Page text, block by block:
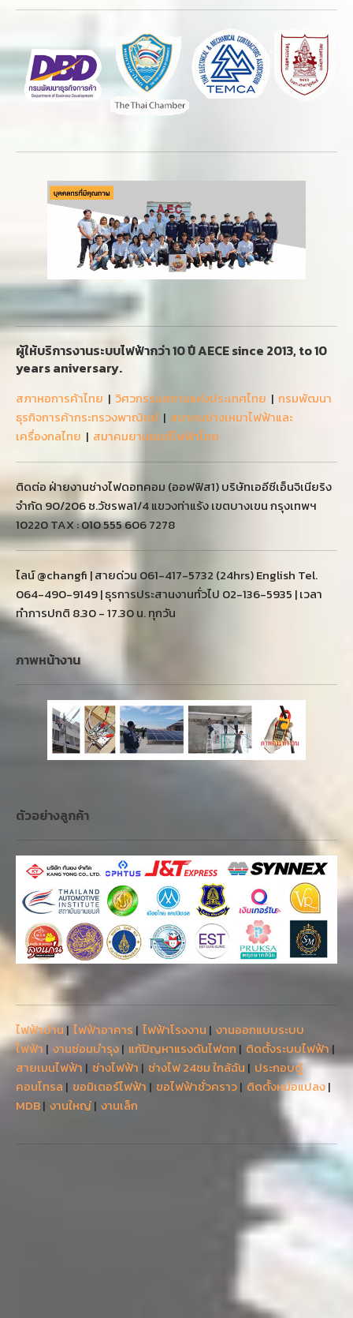
ผู้ให้บริการงานระบบไฟฟ้ากว่า 10 ปี AECE since 2013, to 10
years aniversary.
สภาหอการค้าไทย | วิศวกรรมสถานแห่งประเทศไทย | กรมพัฒนา
ธุรกิจการค้ากระทรวงพาณิชย์| สมาคมช่างเหมาไฟฟ้าและ
เครื่องกลไทย | สมาคมยานยนต์ไฟฟ้าไทย
ติดต่อ ฝ่ายงานช่างไฟดอทคอม (ออฟฟิส1) บริษัทเออีซีเอ็นจิเนียริง
จำกัด 90/206 ซ.วัชรพล1/4 แขวงท่าแร้ง เขตบางเขน กรุงเทพฯ
10220 TAX : 010 555 606 7278
ไลน์ @changfi | สายด่วน 061-417-5732 (24hrs) English Tel.
064-490-9149 | ธุรการประสานงานทั่วไป 02-136-5935 | เวลา
ทำการปกติ 8.30 - 17.30 น. ทุกวัน
ภาพหน้างาน
ตัวอย่างลูกค้า
ไฟฟ้าบ้าน| ไฟฟ้าอาคาร | ไฟฟ้าโรงงาน | งานออกแบบระบบ
ไฟฟ้า | งานซ่อมบำรุง| แก้ปัญหาแรงดันไฟตก | ติดตั้งระบบไฟฟ้า |
สายเมนไฟฟ้า | ช่างไฟฟ้า | ช่างไฟ 24ชม ใกล้ฉัน | ประกอบตู้
คอนโทรล | ขอมิเตอร์ไฟฟ้า | ขอไฟฟ้าชั่วคราว| ติดตั้งหม้อแปลง|
MDB| งานใหญ่| งานเล็ก